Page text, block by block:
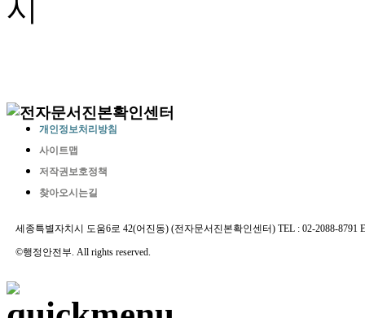
개인정보처리방침
사이트맵
저작권보호정책
찾아오시는길
세종특별자치시 도움6로 42(어진동) (전자문서진본확인센터) TEL : 02-2088-8791
©행정안전부. All rights reserved.